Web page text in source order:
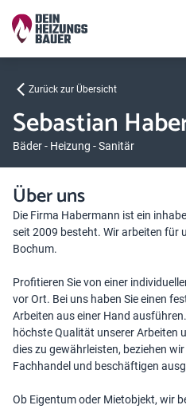
Zurück zur Übersicht
Sebastian
Bäder - Heizung - Sanitär
Über uns
Die Firma Habermann ist ein
seit 2009 besteht. Wir arbeiten für
Bochum.
Profitieren Sie von einer
vor Ort. Bei uns haben Sie einen
Arbeiten aus einer Hand
höchste Qualität unserer Arbeiten
dies zu gewährleisten, beziehen
Fachhandel und beschäftigen
Ob Eigentum oder Mietobjekt, wir